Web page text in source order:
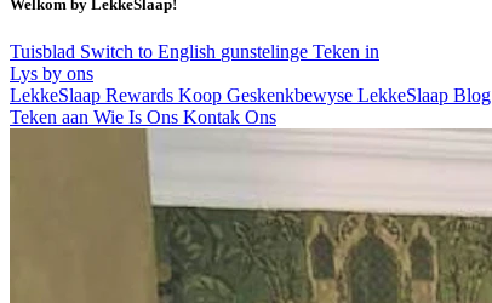
Welkom by LekkeSlaap!
Tuisblad Switch to English gunstelinge Teken in
Lys by ons
LekkeSlaap Rewards Koop Geskenkbewyse LekkeSlaap Blog
Teken aan Wie Is Ons Kontak Ons